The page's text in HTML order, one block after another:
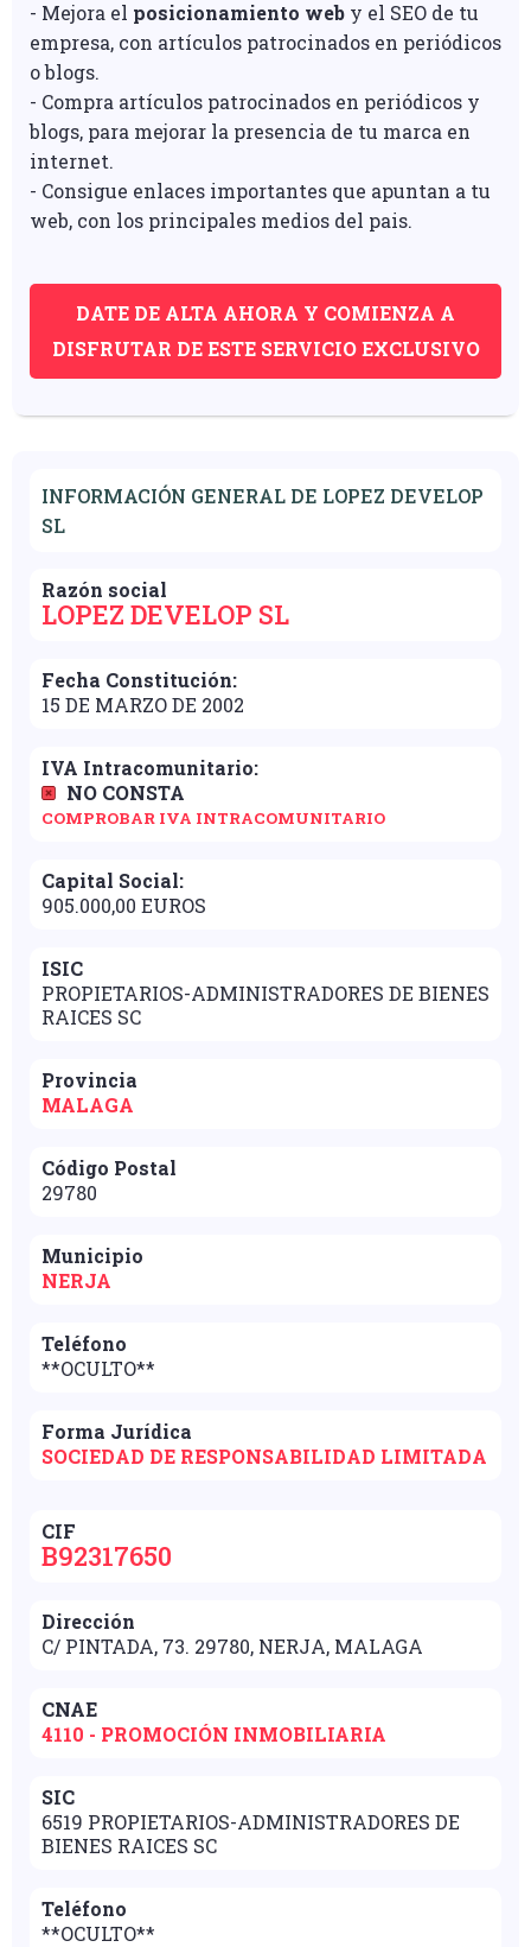
- Mejora el posicionamiento web y el SEO de tu
empresa, con artículos patrocinados en periódicos
o blogs.
- Compra artículos patrocinados en periódicos y
blogs, para mejorar la presencia de tu marca en
internet.
- Consigue enlaces importantes que apuntan a tu
web, con los principales medios del pais.
DATE DE ALTA AHORA Y COMIENZA A
DISFRUTAR DE ESTE SERVICIO EXCLUSIVO
INFORMACIÓN GENERAL DE LOPEZ DEVELOP
SL
Razón social
LOPEZ DEVELOP SL
Fecha Constitución:
15 DE MARZO DE 2002
IVA Intracomunitario:
NO CONSTA
COMPROBAR IVA INTRACOMUNITARIO
Capital Social:
905.000,00 EUROS
ISIC
PROPIETARIOS-ADMINISTRADORES DE BIENES
RAICES SC
Provincia
MALAGA
Código Postal
29780
Municipio
NERJA
Teléfono
**OCULTO**
Forma Jurídica
SOCIEDAD DE RESPONSABILIDAD LIMITADA
CIF
B92317650
Dirección
C/ PINTADA, 73. 29780, NERJA, MALAGA
CNAE
4110 - PROMOCIÓN INMOBILIARIA
SIC
6519 PROPIETARIOS-ADMINISTRADORES DE
BIENES RAICES SC
Teléfono
**OCULTO**